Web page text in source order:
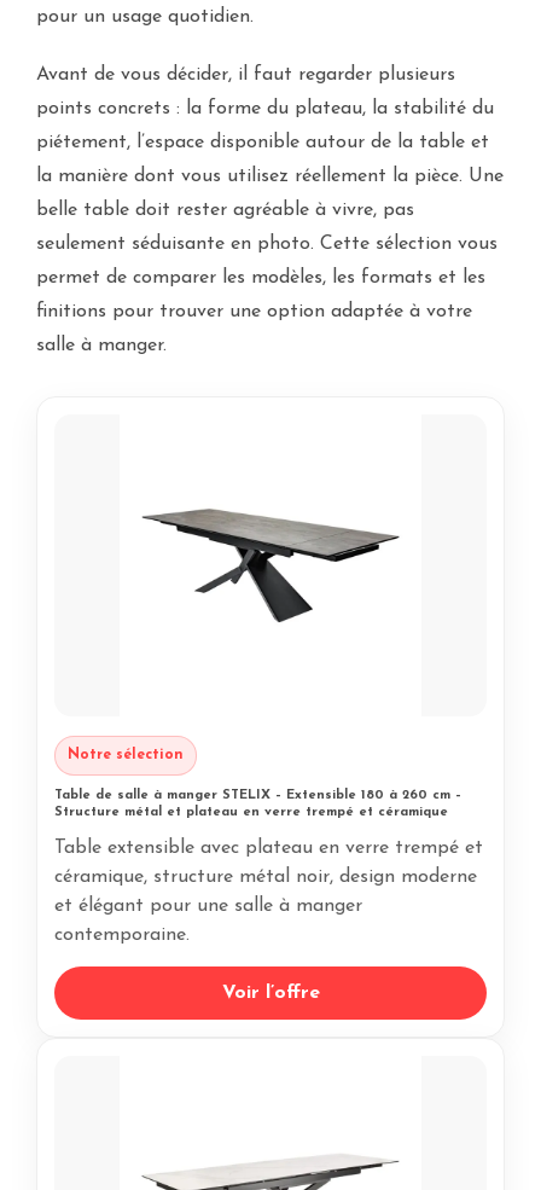
pour un usage quotidien.
Avant de vous décider, il faut regarder plusieurs
points concrets : la forme du plateau, la stabilité du
piétement, l’espace disponible autour de la table et
la manière dont vous utilisez réellement la pièce. Une
belle table doit rester agréable à vivre, pas
seulement séduisante en photo. Cette sélection vous
permet de comparer les modèles, les formats et les
finitions pour trouver une option adaptée à votre
salle à manger.
Notre sélection
Table de salle à manger STELIX – Extensible 180 à 260 cm –
Structure métal et plateau en verre trempé et céramique
Table extensible avec plateau en verre trempé et
céramique, structure métal noir, design moderne
et élégant pour une salle à manger
contemporaine.
Voir l’offre